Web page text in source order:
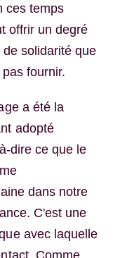
ces temps
offrir un degré
de solidarité que
fournir.
a été la
adopté
dire ce que le
dans notre
C'est une
avec laquelle
Comme